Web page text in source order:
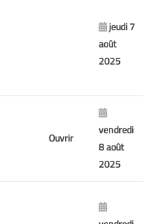
jeudi 7
août
2025
Ouvrir
vendredi
8 août
2025